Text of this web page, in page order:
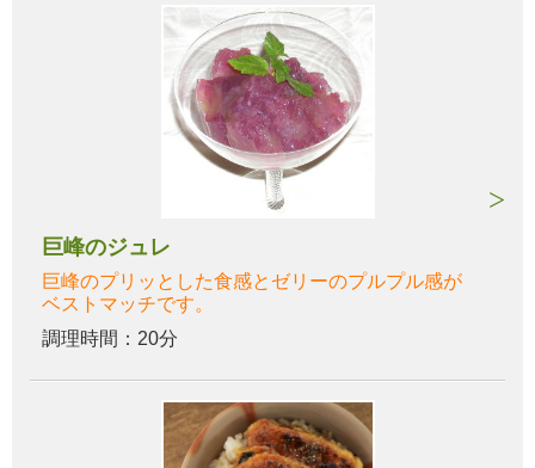
巨峰のジュレ
巨峰のプリッとした食感とゼリーのプルプル感が
ベストマッチです。
調理時間：20分